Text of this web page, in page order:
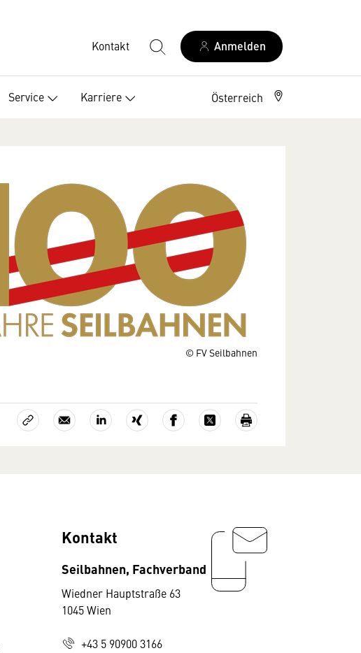
Kontakt Anmelden
Service Karriere Österreich
© FV Seilbahnen
Kontakt
Seilbahnen, Fachverband
Wiedner Hauptstraße 63
1045 Wien
+43 5 90900 3166